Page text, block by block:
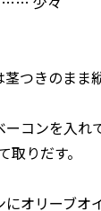
つきのまま
コンを入れ
りだす。
オリーブオ